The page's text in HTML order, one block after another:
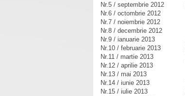
Nr.5 / septembrie 2012
Nr.6 / octombrie 2012
Nr.7 / noiembrie 2012
Nr.8 / decembrie 2012
Nr.9 / ianuarie 2013
Nr.10 / februarie 2013
Nr.11 / martie 2013
Nr.12 / aprilie 2013
Nr.13 / mai 2013
Nr.14 / iunie 2013
Nr.15 / iulie 2013